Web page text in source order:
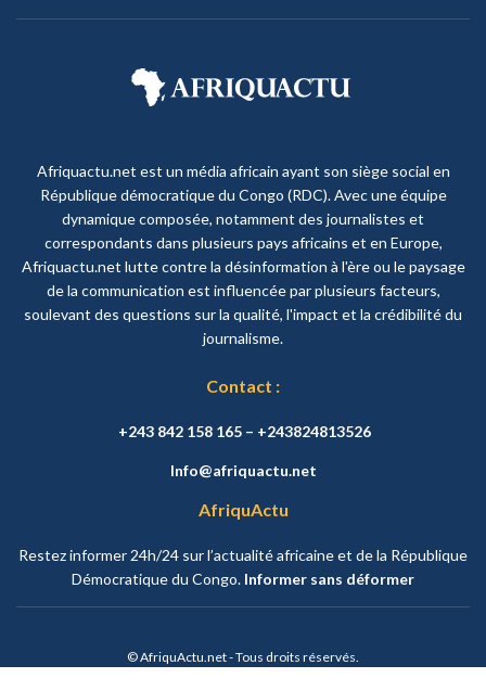
Afriquactu.net est un média africain ayant son siège social en
République démocratique du Congo (RDC). Avec une équipe
dynamique composée, notamment des journalistes et
correspondants dans plusieurs pays africains et en Europe,
Afriquactu.net lutte contre la désinformation à l'ère ou le paysage
de la communication est influencée par plusieurs facteurs,
soulevant des questions sur la qualité, l'impact et la crédibilité du
journalisme.
Contact :
+243 842 158 165 – +243824813526
Info@afriquactu.net
AfriquActu
Restez informer 24h/24 sur l’actualité africaine et de la République
Démocratique du Congo. Informer sans déformer
© AfriquActu.net - Tous droits réservés.